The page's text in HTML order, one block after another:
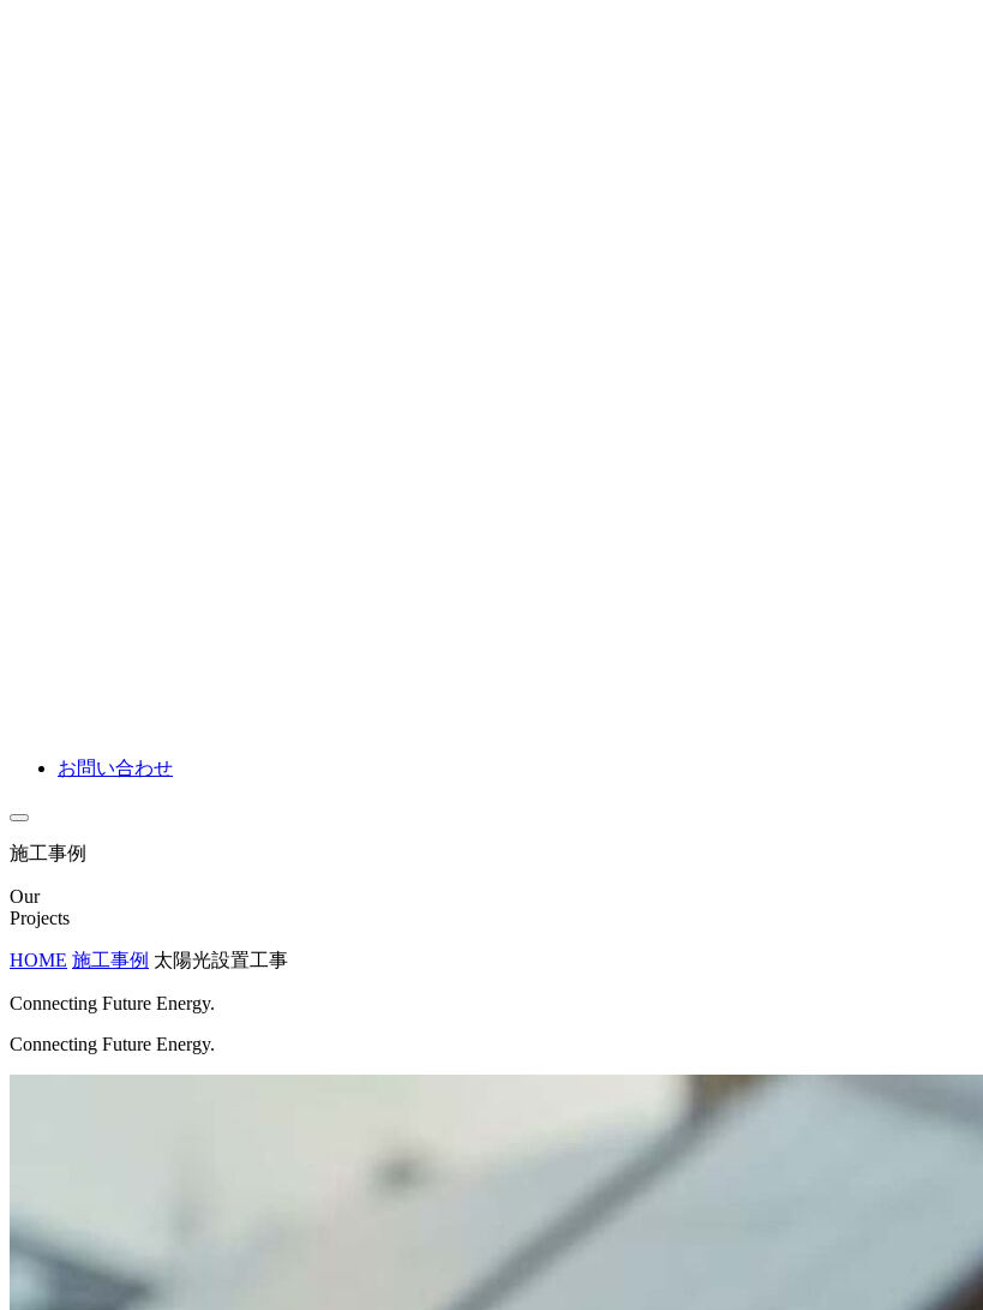
お問い合わせ
施工事例
Our
Projects
HOME 施工事例 太陽光設置工事
Connecting Future Energy.
Connecting Future Energy.